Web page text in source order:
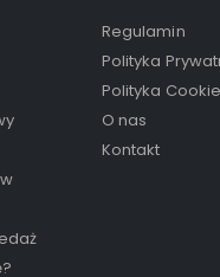
Regulamin
Polityka
Polityka
O nas
Kontakt